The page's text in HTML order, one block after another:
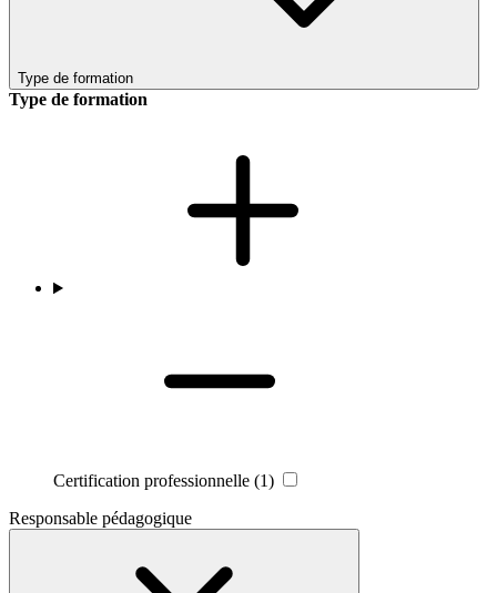
Type de formation
Type de formation
Certification professionnelle (1)
Responsable pédagogique